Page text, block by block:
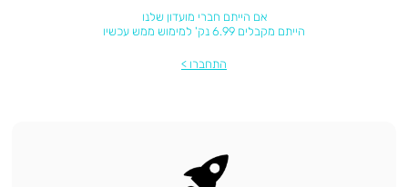
אם הייתם חברי מועדון שלנו
הייתם מקבלים 6.99 נק' למימוש ממש עכשיו
התחברו